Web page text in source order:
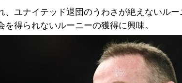
、ユナイテッド退団のうわさが絶えないル
を得られないルーニーの獲得に興味。